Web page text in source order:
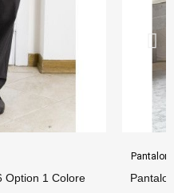
Option 1 Colore